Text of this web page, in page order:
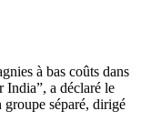
à bas coûts dans
India”, a déclaré le
groupe séparé, dirigé